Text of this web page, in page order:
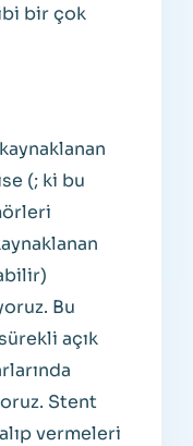
bir çok
(; ki bu
Bu
açık
Stent
vermeleri